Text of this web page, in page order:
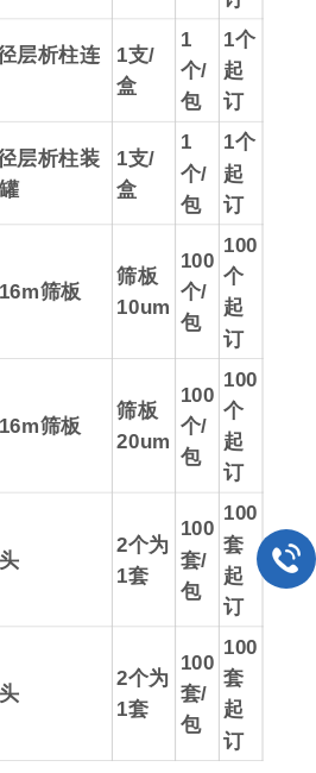
层析柱连 1支/
盒
1
个/
包
1个
起
订
层析柱装 1支/
盒
1
个/
包
1个
起
订
筛板
筛板
10um
100
个/
包
100
个
起
订
筛板
筛板
20um
100
个/
包
100
个
起
订
2个为
1套
100
套/
包
100
套
起
订
2个为
1套
100
套/
包
100
套
起
订